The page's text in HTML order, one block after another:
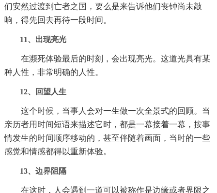
们安然过渡到亡者之国，要么是来告诉他们丧钟尚未敲
响，得先回去再待一段时间。
11、出现亮光
在濒死体验最后的时刻，会出现亮光。这道光具有某
种人性，非常明确的人性。
12、回望人生
这个时候，当事人会对一生做一次全景式的回顾。当
亲历者用时间短语来描述它时，都是一幕接着一幕，按事
情发生的时间顺序移动的，甚至伴随着画面，当时的一些
感觉和情感都得以重新体验。
13、边界阻隔
在这时，人会遇到一道可以被称作是边缘或者界限之